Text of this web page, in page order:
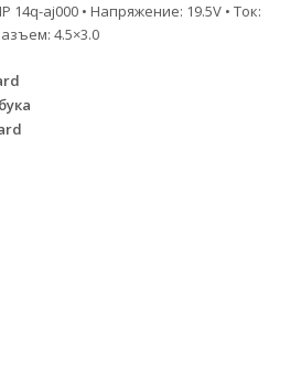
14q-aj000 • Напряжение: 19.5V • Ток:
4.5×3.0